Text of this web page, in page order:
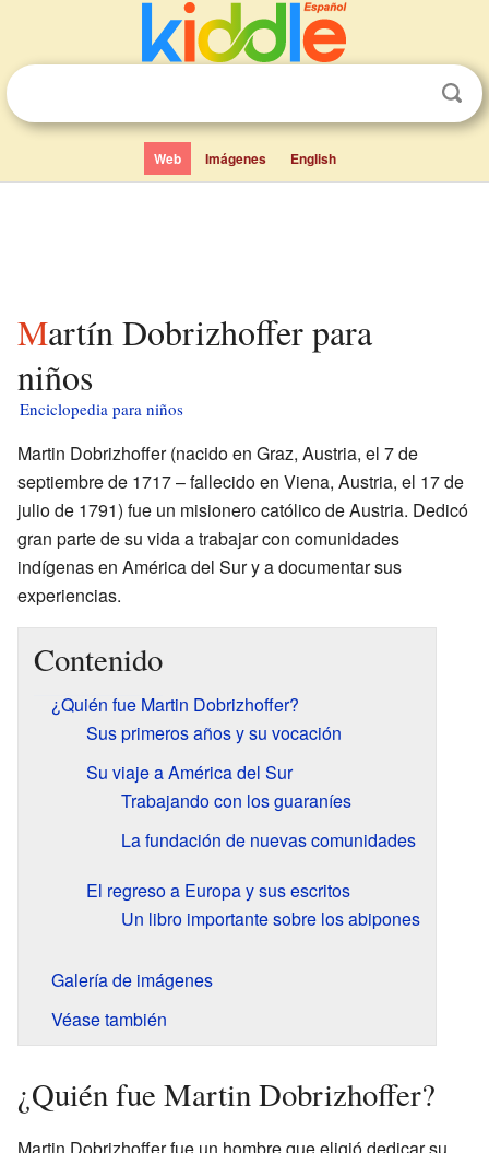
Web Imágenes English
Martín Dobrizhoffer para
niños
Enciclopedia para niños
Martin Dobrizhoffer (nacido en Graz, Austria, el 7 de
septiembre de 1717 – fallecido en Viena, Austria, el 17 de
julio de 1791) fue un misionero católico de Austria. Dedicó
gran parte de su vida a trabajar con comunidades
indígenas en América del Sur y a documentar sus
experiencias.
Contenido
¿Quién fue Martin Dobrizhoffer?
Sus primeros años y su vocación
Su viaje a América del Sur
Trabajando con los guaraníes
La fundación de nuevas comunidades
El regreso a Europa y sus escritos
Un libro importante sobre los abipones
Galería de imágenes
Véase también
¿Quién fue Martin Dobrizhoffer?